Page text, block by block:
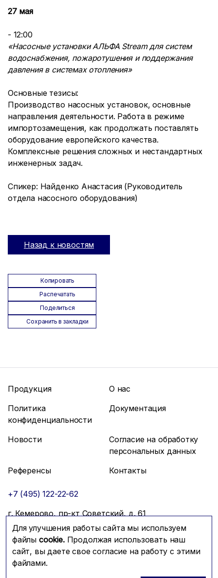
27 мая
- 12:00
«Насосные установки АЛЬФА Stream для систем
водоснабжения, пожаротушения и поддержания
давления в системах отопления»
Основные тезисы:
Производство насосных установок, основные
направления деятельности. Работа в режиме
импортозамещения, как продолжать поставлять
оборудование европейского качества.
Комплексные решения сложных и нестандартных
инженерных задач.
Спикер: Найденко Анастасия (Руководитель
отдела насосного оборудования)
Назад к новостям
Копировать
Распечатать
Поделиться
Сохранить в закладки
Для улучшения работы сайта мы используем
файлы cookie.Продолжая использовать наш
сайт, вы даете свое согласие на работу с этими
файлами.
Продукция
О нас
Политика
конфиденциальности
Документация
Новости
Согласие на обработку
персональных данных
Референсы
Контакты
+7 (495) 122-22-62
г. Кемерово, пр-кт Советский, д. 61
info@mfmc.ru
Связаться с нами